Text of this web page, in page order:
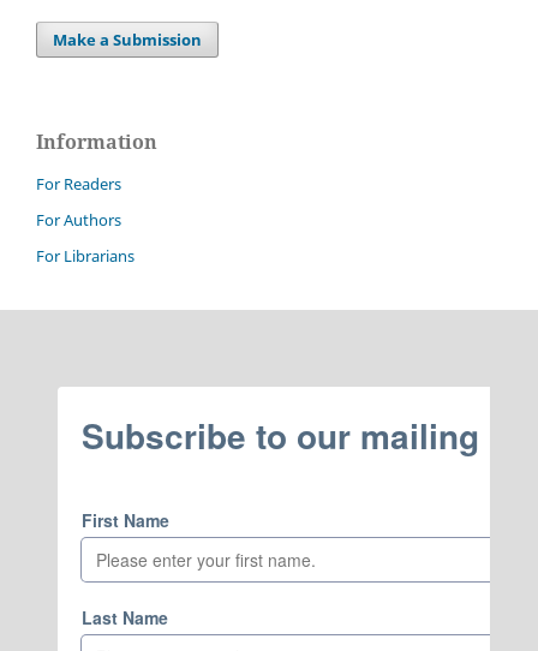
Make a Submission
Information
For Readers
For Authors
For Librarians